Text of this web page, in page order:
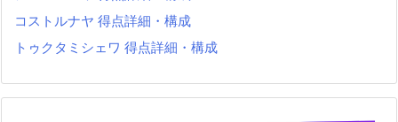
コストルナヤ 得点詳細・構成
トゥクタミシェワ 得点詳細・構成